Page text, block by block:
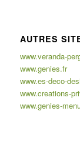
AUTRES
www.veranda-
www.genies.fr
www.es-deco-
www.creations-
www.genies-